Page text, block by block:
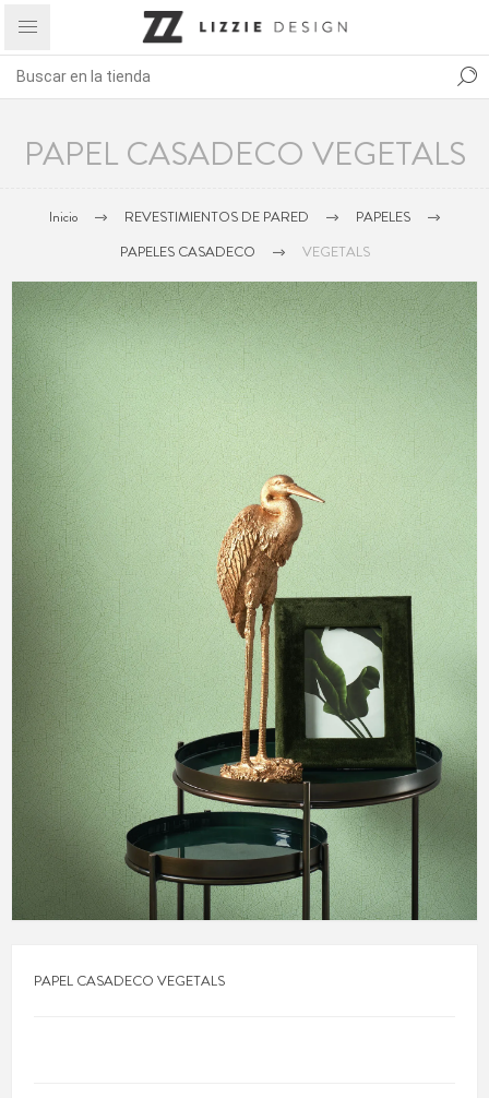
PAPEL CASADECO VEGETALS
Inicio REVESTIMIENTOS DE PARED
PAPELES
PAPELES CASADECO
VEGETALS
PAPEL CASADECO VEGETALS